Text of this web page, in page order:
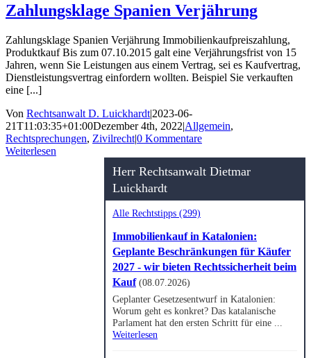
Zahlungsklage Spanien Verjährung
Zahlungsklage Spanien Verjährung Immobilienkaufpreiszahlung,
Produktkauf Bis zum 07.10.2015 galt eine Verjährungsfrist von 15
Jahren, wenn Sie Leistungen aus einem Vertrag, sei es Kaufvertrag,
Dienstleistungsvertrag einfordern wollten. Beispiel Sie verkauften
eine [...]
Von Rechtsanwalt D. Luickhardt|2023-06-
21T11:03:35+01:00Dezember 4th, 2022|Allgemein,
Rechtsprechungen, Zivilrecht|0 Kommentare
Weiterlesen
Herr Rechtsanwalt Dietmar
Luickhardt
Alle Rechtstipps (299)
Immobilienkauf in Katalonien:
Geplante Beschränkungen für Käufer
2027 - wir bieten Rechtssicherheit beim
Kauf (08.07.2026)
Geplanter Gesetzesentwurf in Katalonien:
Worum geht es konkret? Das katalanische
Parlament hat den ersten Schritt für eine ...
Weiterlesen